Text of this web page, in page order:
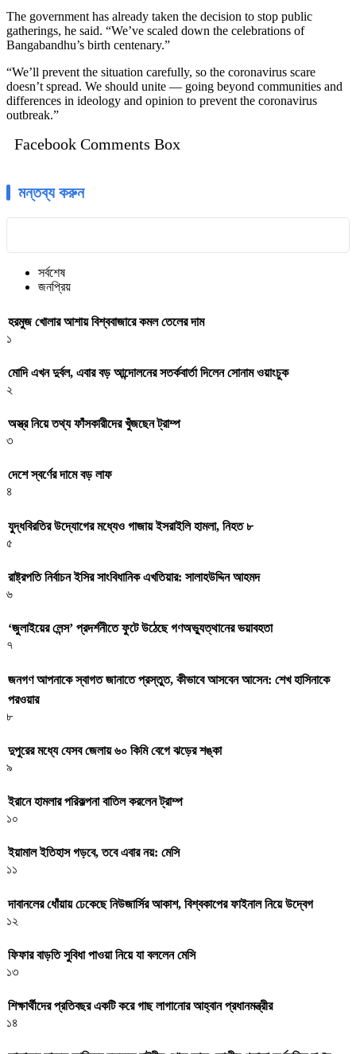
The government has already taken the decision to stop public
gatherings, he said. “We’ve scaled down the celebrations of
Bangabandhu’s birth centenary.”
“We’ll prevent the situation carefully, so the coronavirus scare
doesn’t spread. We should unite — going beyond communities and
differences in ideology and opinion to prevent the coronavirus
outbreak.”
Facebook Comments Box
মন্তব্য করুন
সর্বশেষ
জনপ্রিয়
হরমুজ খোলার আশায় বিশ্ববাজারে কমল তেলের দাম
১
মোদি এখন দুর্বল, এবার বড় আন্দোলনের সতর্কবার্তা দিলেন সোনাম ওয়াংচুক
২
অস্ত্র নিয়ে তথ্য ফাঁসকারীদের খুঁজছেন ট্রাম্প
৩
দেশে স্বর্ণের দামে বড় লাফ
৪
যুদ্ধবিরতির উদ্যোগের মধ্যেও গাজায় ইসরাইলি হামলা, নিহত ৮
৫
রাষ্ট্রপতি নির্বাচন ইসির সাংবিধানিক এখতিয়ার: সালাহউদ্দিন আহমদ
৬
‘জুলাইয়ের লেন্স’ প্রদর্শনীতে ফুটে উঠেছে গণঅভ্যুত্থানের ভয়াবহতা
৭
জনগণ আপনাকে স্বাগত জানাতে প্রস্তুত, কীভাবে আসবেন আসেন: শেখ হাসিনাকে
পরওয়ার
৮
দুপুরের মধ্যে যেসব জেলায় ৬০ কিমি বেগে ঝড়ের শঙ্কা
৯
ইরানে হামলার পরিকল্পনা বাতিল করলেন ট্রাম্প
১০
ইয়ামাল ইতিহাস গড়বে, তবে এবার নয়: মেসি
১১
দাবানলের ধোঁয়ায় ঢেকেছে নিউজার্সির আকাশ, বিশ্বকাপের ফাইনাল নিয়ে উদ্বেগ
১২
ফিফার বাড়তি সুবিধা পাওয়া নিয়ে যা বললেন মেসি
১৩
শিক্ষার্থীদের প্রতিবছর একটি করে গাছ লাগানোর আহ্বান প্রধানমন্ত্রীর
১৪